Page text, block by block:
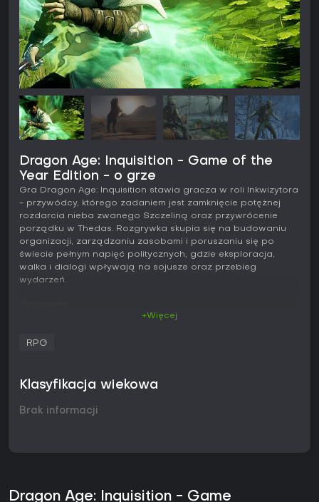
Dragon Age: Inquisition - Game of the
Year Edition - o grze
Gra Dragon Age: Inquisition stawia gracza w roli Inkwizytora
- przywódcy, którego zadaniem jest zamknięcie potężnej
rozdarcia nieba zwanego Szczeliną oraz przywrócenie
porządku w Thedas. Rozgrywka skupia się na budowaniu
organizacji, zarządzaniu zasobami i poruszaniu się po
świecie pełnym napięć politycznych, gdzie eksploracja,
walka i dialogi wpływają na sojusze oraz przebieg
wydarzeń.
oparty na bezpośrednich atakach i pozycjonowaniu, oraz
ruchów. Do dyspozycji są trzy klasy: wojownik, łotrzyk i mag,
potyczek. Zdrowie odnawia się głównie za pomocą
rozległych lokacji pełnych pobocznych zadań, surowców i
+Więcej
RPG
Klasyfikacja wiekowa
Brak informacji
Dragon Age: Inquisition - Game